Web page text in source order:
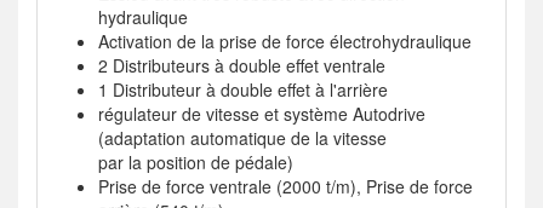
hydraulique
Activation de la prise de force électrohydraulique
2 Distributeurs à double effet ventrale
1 Distributeur à double effet à l'arrière
régulateur de vitesse et système Autodrive
(adaptation automatique de la vitesse
par la position de pédale)
Prise de force ventrale (2000 t/m), Prise de force